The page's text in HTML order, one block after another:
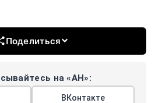
Поделиться
на «АН»:
ВКонтакте